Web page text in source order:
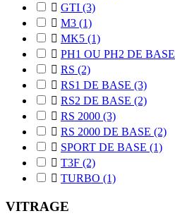
 GTI (3)
 M3 (1)
 MK5 (1)
 PH1 OU PH2 DE BASE
 RS (2)
 RS1 DE BASE (3)
 RS2 DE BASE (2)
 RS 2000 (3)
 RS 2000 DE BASE (2)
 SPORT DE BASE (1)
 T3F (2)
 TURBO (1)
VITRAGE